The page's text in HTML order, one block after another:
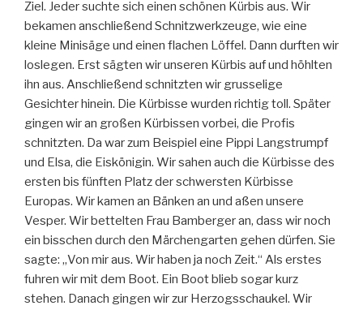
Ziel. Jeder suchte sich einen schönen Kürbis aus. Wir
bekamen anschließend Schnitzwerkzeuge, wie eine
kleine Minisäge und einen flachen Löffel. Dann durften wir
loslegen. Erst sägten wir unseren Kürbis auf und höhlten
ihn aus. Anschließend schnitzten wir grusselige
Gesichter hinein. Die Kürbisse wurden richtig toll. Später
gingen wir an großen Kürbissen vorbei, die Profis
schnitzten. Da war zum Beispiel eine Pippi Langstrumpf
und Elsa, die Eiskönigin. Wir sahen auch die Kürbisse des
ersten bis fünften Platz der schwersten Kürbisse
Europas. Wir kamen an Bänken an und aßen unsere
Vesper. Wir bettelten Frau Bamberger an, dass wir noch
ein bisschen durch den Märchengarten gehen dürfen. Sie
sagte: „Von mir aus. Wir haben ja noch Zeit.“ Als erstes
fuhren wir mit dem Boot. Ein Boot blieb sogar kurz
stehen. Danach gingen wir zur Herzogsschaukel. Wir